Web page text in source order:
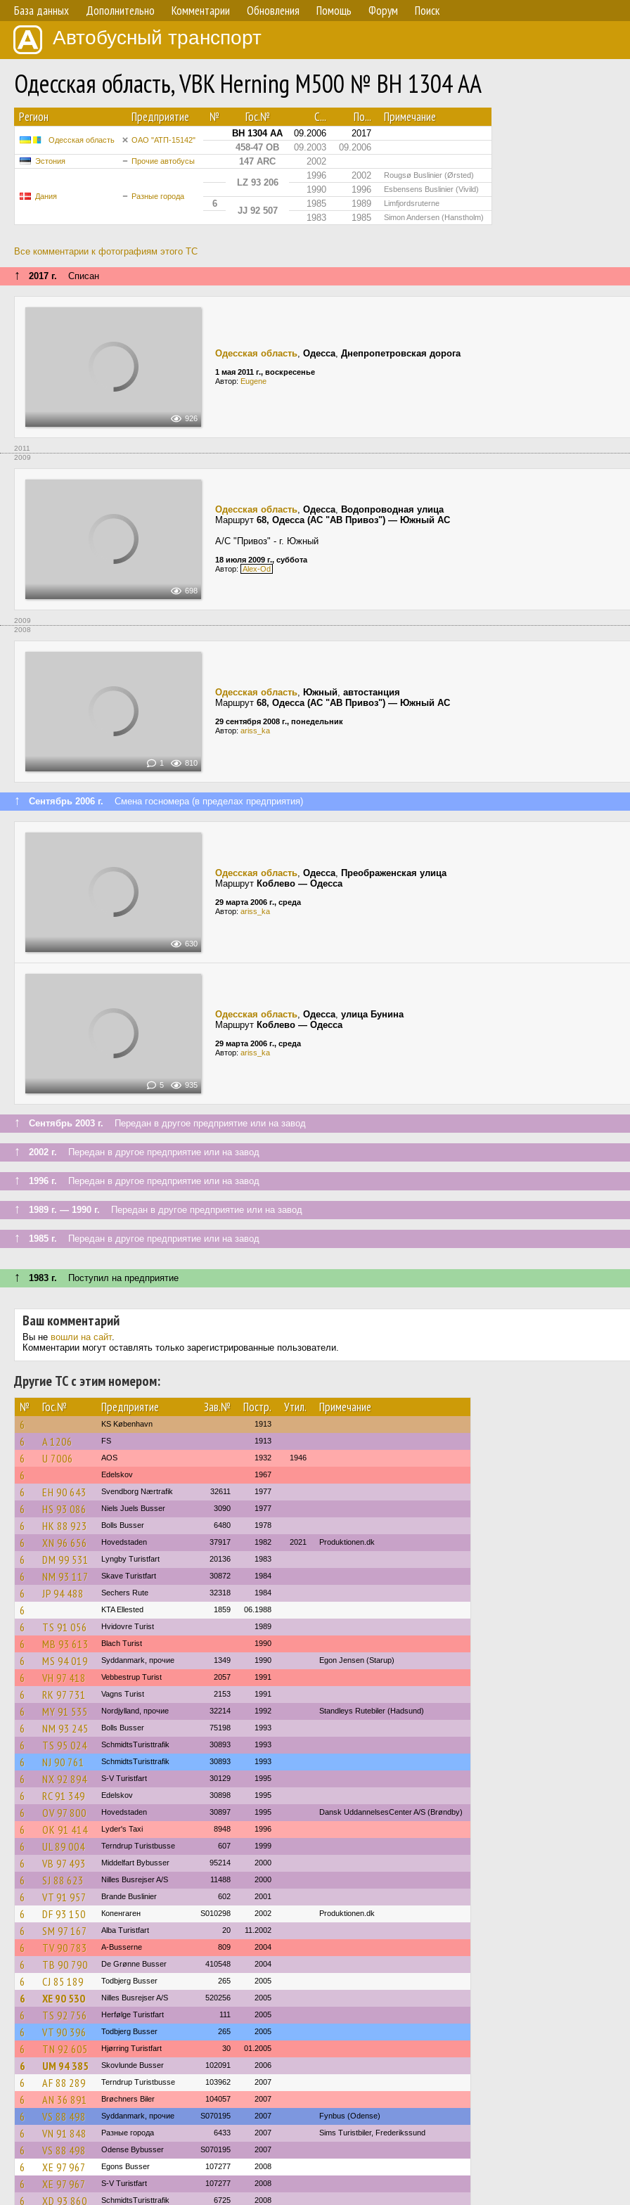
База данных Дополнительно Комментарии Обновления Помощь Форум Поиск
Автобусный транспорт
Одесская область, VBK Herning M500 № BH 1304 AA
Регион Предприятие № Гос.№ С... По... Примечание
Одесская область ОАО "АТП-15142"
BH 1304 AA 09.2006
2017
458-47 ОВ
09.2003 09.2006
Эстония Прочие автобусы 147 ARC 2002
Дания Разные города
LZ 93 206
1996 2002 Rougsø Buslinier (Ørsted)
1990 1996 Esbensens Buslinier (Vivild)
6
JJ 92 507
1985 1989 Limfjordsruterne
1983 1985 Simon Andersen (Hanstholm)
Все комментарии к фотографиям этого ТС
↑ 2017 г. Списан
926
Одесская область, Одесса, Днепропетровская дорога
1 мая 2011 г., воскресенье
Автор: Eugene
2011
2009
698
Одесская область, Одесса, Водопроводная улица
Маршрут 68, Одесса (АС "АВ Привоз") — Южный АС
A/C "Привоз" - г. Южный
18 июля 2009 г., суббота
Автор: Alex-Od
2009
2008
1 810
Одесская область, Южный, автостанция
Маршрут 68, Одесса (АС "АВ Привоз") — Южный АС
29 сентября 2008 г., понедельник
Автор: ariss_ka
↑ Сентябрь 2006 г. Смена госномера (в пределах предприятия)
630
Одесская область, Одесса, Преображенская улица
Маршрут Коблево — Одесса
29 марта 2006 г., среда
Автор: ariss_ka
5 935
Одесская область, Одесса, улица Бунина
Маршрут Коблево — Одесса
29 марта 2006 г., среда
Автор: ariss_ka
↑ Сентябрь 2003 г. Передан в другое предприятие или на завод
↑ 2002 г. Передан в другое предприятие или на завод
↑ 1996 г. Передан в другое предприятие или на завод
↑ 1989 г. — 1990 г. Передан в другое предприятие или на завод
↑ 1985 г. Передан в другое предприятие или на завод
↑ 1983 г. Поступил на предприятие
Ваш комментарий
Вы не вошли на сайт.
Комментарии могут оставлять только зарегистрированные пользователи.
Другие ТС с этим номером:
№ Гос.№ Предприятие Зав.№ Постр. Утил. Примечание
6 KS København 1913
6 A 1206 FS 1913
6 U 7006 AOS 1932 1946
6 Edelskov 1967
6 EH 90 643 Svendborg Nærtrafik 32611 1977
6 HS 93 086 Niels Juels Busser 3090 1977
6 HK 88 923 Bolls Busser 6480 1978
6 XN 96 656 Hovedstaden 37917 1982 2021 Produktionen.dk
6 DM 99 531 Lyngby Turistfart 20136 1983
6 NM 93 117 Skave Turistfart 30872 1984
6 JP 94 488 Sechers Rute 32318 1984
6 KTA Ellested 1859 06.1988
6 TS 91 056 Hvidovre Turist 1989
6 MB 93 613 Blach Turist 1990
6 MS 94 019 Syddanmark, прочие 1349 1990 Egon Jensen (Starup)
6 VH 97 418 Vebbestrup Turist 2057 1991
6 RK 97 731 Vagns Turist 2153 1991
6 MY 91 535 Nordjylland, прочие 32214 1992 Standleys Rutebiler (Hadsund)
6 NM 93 245 Bolls Busser 75198 1993
6 TS 95 024 SchmidtsTuristtrafik 30893 1993
6 NJ 90 761 SchmidtsTuristtrafik 30893 1993
6 NX 92 894 S-V Turistfart 30129 1995
6 RC 91 349 Edelskov 30898 1995
6 OV 97 800 Hovedstaden 30897 1995 Dansk UddannelsesCenter A/S (Brøndby)
6 OK 91 414 Lyder's Taxi 8948 1996
6 UL 89 004 Terndrup Turistbusse 607 1999
6 VB 97 493 Middelfart Bybusser 95214 2000
6 SJ 88 623 Nilles Busrejser A/S 11488 2000
6 VT 91 957 Brande Buslinier 602 2001
6 DF 93 150 Копенгаген S010298 2002 Produktionen.dk
6 SM 97 167 Alba Turistfart 20 11.2002
6 TV 90 783 A-Busserne 809 2004
6 TB 90 790 De Grønne Busser 410548 2004
6 CJ 85 189 Todbjerg Busser 265 2005
6 XE 90 530 Nilles Busrejser A/S 520256 2005
6 TS 92 756 Herfølge Turistfart 111 2005
6 VT 90 396 Todbjerg Busser 265 2005
6 TN 92 605 Hjørring Turistfart 30 01.2005
6 UM 94 385 Skovlunde Busser 102091 2006
6 AF 88 289 Terndrup Turistbusse 103962 2007
6 AN 36 891 Brøchners Biler 104057 2007
6 VS 88 498 Syddanmark, прочие S070195 2007 Fynbus (Odense)
6 VN 91 848 Разные города 6433 2007 Sims Turistbiler, Frederikssund
6 VS 88 498 Odense Bybusser S070195 2007
6 XE 97 967 Egons Busser 107277 2008
6 XE 97 967 S-V Turistfart 107277 2008
6 XD 93 860 SchmidtsTuristtrafik 6725 2008